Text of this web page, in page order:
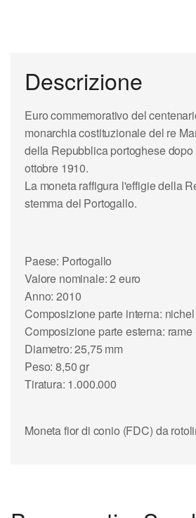
Descrizione
Euro commemorativo del
monarchia costituzionale del re
della Repubblica portoghese
ottobre 1910.
La moneta raffigura l'effigie della
stemma del Portogallo.
Paese: Portogallo
Valore nominale: 2 euro
Anno: 2010
Composizione parte interna:
Composizione parte esterna: rame
Diametro: 25,75 mm
Peso: 8,50 gr
Tiratura: 1.000.000
Moneta fior di conio (FDC) da